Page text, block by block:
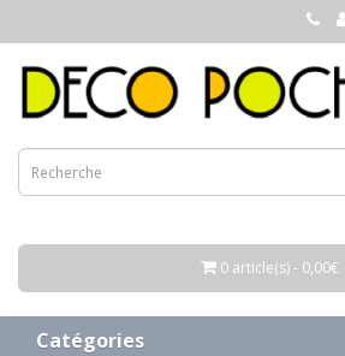
0 article(s) - 0,00€
Catégories